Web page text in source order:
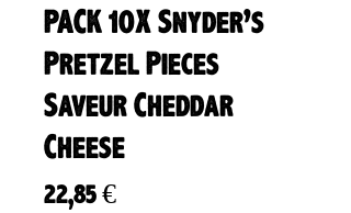
PACK 10X Snyder’s
Pretzel Pieces
Saveur Cheddar
Cheese
22,85 €Prix